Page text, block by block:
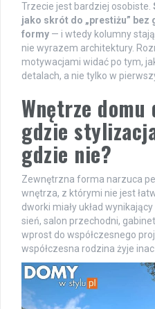
Trzecie jest bardziej osobiste.
jako skrót do „prestiżu” bez
formy — i wtedy kolumny
nie wyrazem architektury.
motywacjami widać po tym,
detalach, a nie tylko w
Wnętrze
gdzie
gdzie nie?
Zewnętrzna forma narzuca
wnętrza, z którymi nie jest
dworki miały układ
sień, salon przechodni,
wprost do współczesnego
współczesna rodzina żyje